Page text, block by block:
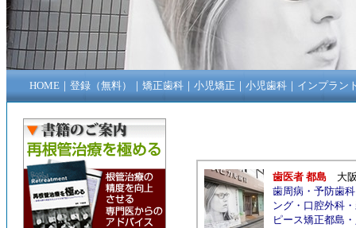
HOME｜ 登録（無料） ｜ 矯正歯科｜ 小児矯正 ｜ 小児歯科｜ インプラン
歯医者 都島
大
歯周病 ・ 予防歯科
ング・ 口腔外科・
ピース矯正都島 ・